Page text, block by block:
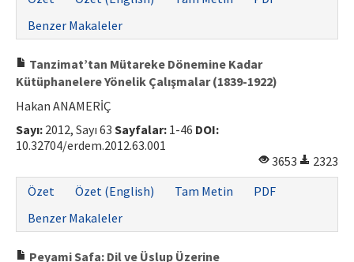
Benzer Makaleler
Tanzimat’tan Mütareke Dönemine Kadar
Kütüphanelere Yönelik Çalışmalar (1839-1922)
Hakan ANAMERİÇ
Sayı: 2012, Sayı 63 Sayfalar: 1-46 DOI:
10.32704/erdem.2012.63.001
3653
2323
Özet
Özet (English) Tam Metin
PDF
Benzer Makaleler
Peyami Safa: Dil ve Üslup Üzerine